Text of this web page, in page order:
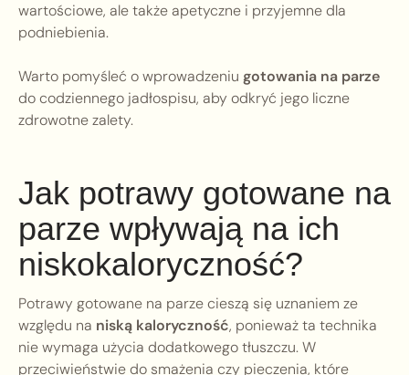
wartościowe, ale także apetyczne i przyjemne dla
podniebienia.
Warto pomyśleć o wprowadzeniu gotowania na parze
do codziennego jadłospisu, aby odkryć jego liczne
zdrowotne zalety.
Jak potrawy gotowane na
parze wpływają na ich
niskokaloryczność?
Potrawy gotowane na parze cieszą się uznaniem ze
względu na niską kaloryczność, ponieważ ta technika
nie wymaga użycia dodatkowego tłuszczu. W
przeciwieństwie do smażenia czy pieczenia, które